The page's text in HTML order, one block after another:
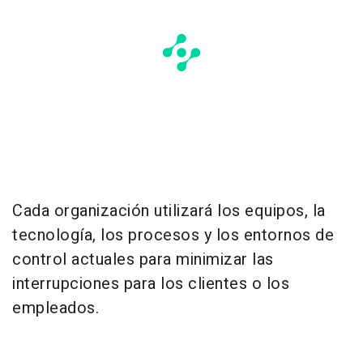
Cada organización utilizará los equipos, la
tecnología, los procesos y los entornos de
control actuales para minimizar las
interrupciones para los clientes o los
empleados.